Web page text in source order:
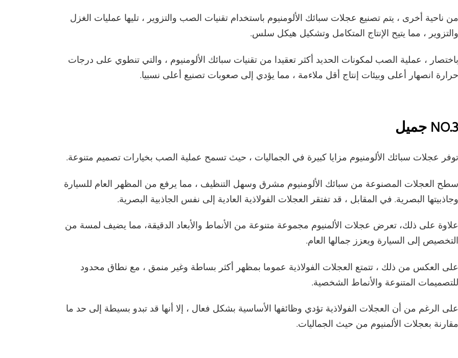
من ناحية أخرى ، يتم تصنيع عجلات سبائك الألومنيوم باستخدام تقنيات الصب والتزوير ، تليها عمليات الغزل
والتزوير ، مما يتيح الإنتاج المتكامل وتشكيل هيكل سلس.
باختصار ، عملية الصب لمكونات الحديد أكثر تعقيدا من تقنيات سبائك الألومنيوم ، والتي تنطوي على درجات
حرارة انصهار أعلى وبيئات إنتاج أقل ملاءمة ، مما يؤدي إلى صعوبات تصنيع أعلى نسبيا.
NO.3 جميل
توفر عجلات سبائك الألومنيوم مزايا كبيرة في الجماليات ، حيث تسمح عملية الصب بخيارات تصميم متنوعة.
سطح العجلات المصنوعة من سبائك الألومنيوم مشرق وسهل التنظيف ، مما يرفع من المظهر العام للسيارة
وجاذبيتها البصرية. في المقابل ، قد تفتقر العجلات الفولاذية العادية إلى نفس الجاذبية البصرية.
علاوة على ذلك، تعرض عجلات الألمنيوم مجموعة متنوعة من الأنماط والأبعاد الدقيقة، مما يضيف لمسة من
التخصيص إلى السيارة ويعزز جمالها العام.
على العكس من ذلك ، تتمتع العجلات الفولاذية عموما بمظهر أكثر بساطة وغير منمق ، مع نطاق محدود
للتصميمات المتنوعة والأنماط الشخصية.
على الرغم من أن العجلات الفولاذية تؤدي وظائفها الأساسية بشكل فعال ، إلا أنها قد تبدو بسيطة إلى حد ما
مقارنة بعجلات الألمنيوم من حيث الجماليات.